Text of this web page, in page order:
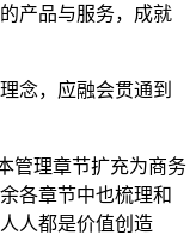
产品与服务，成就
念，应融会贯通到
管理章节扩充为商务
各章节中也梳理和
人都是价值创造